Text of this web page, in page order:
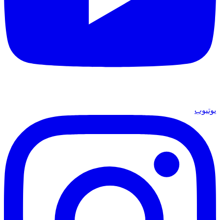
يوتيوب